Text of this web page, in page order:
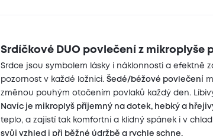
Srdíčkové DUO povlečení z mikroplyše
Srdce jsou symbolem lásky i náklonnosti a efektně
pozornost v každé ložnici.Šedé/béžové povlečení
změnou pouhým otočením povlaků každý den.
Navíc je mikroplyš příjemný na dotek, hebký a
teplo, a zajistí tak komfortní a klidný spánek i v
svůj vzhled i při běžné údržbě a rychle schne.